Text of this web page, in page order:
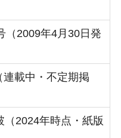
（2009年4月30日発
連載中・不定期掲
（2024年時点・紙版